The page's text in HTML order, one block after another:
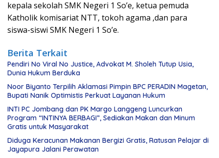
kepala sekolah SMK Negeri 1 So’e, ketua pemuda
Katholik komisariat NTT, tokoh agama ,dan para
siswa-siswi SMK Negeri 1 So’e.
Berita Terkait
Pendiri No Viral No Justice, Advokat M. Sholeh Tutup Usia,
Dunia Hukum Berduka
Noor Biyanto Terpilih Aklamasi Pimpin BPC PERADIN Magetan,
Bupati Nanik Optimistis Perkuat Layanan Hukum
INTI PC Jombang dan PK Margo Langgeng Luncurkan
Program “INTINYA BERBAGI”, Sediakan Makan dan Minum
Gratis untuk Masyarakat
Diduga Keracunan Makanan Bergizi Gratis, Ratusan Pelajar di
Jayapura Jalani Perawatan